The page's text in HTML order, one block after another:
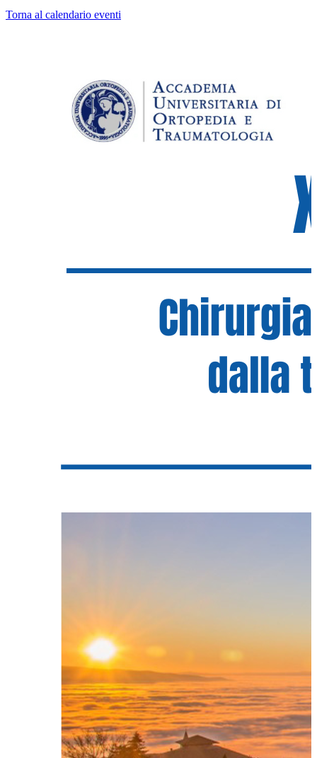
Torna al calendario eventi